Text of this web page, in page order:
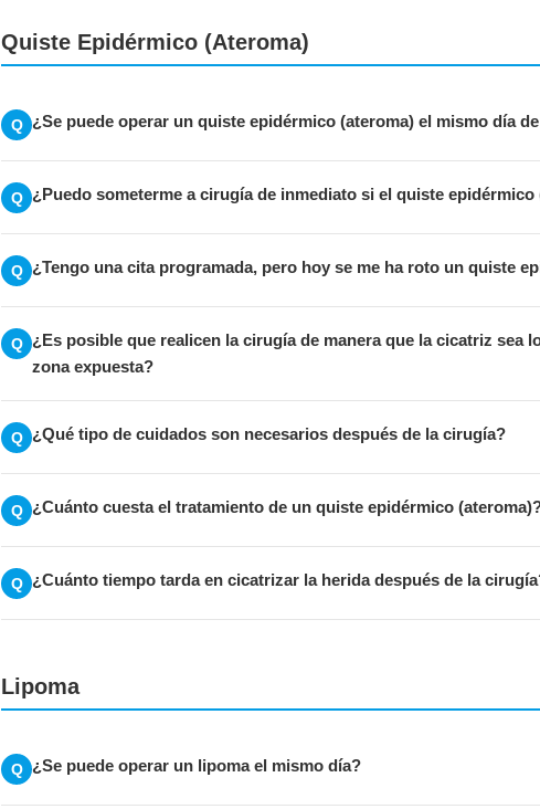
Quiste Epidérmico (Ateroma)
Q ¿Se puede operar un quiste epidérmico (ateroma) el mismo día
Q ¿Puedo someterme a cirugía de inmediato si el quiste
Q ¿Tengo una cita programada, pero hoy se me ha roto un quiste
Q ¿Es posible que realicen la cirugía de manera que la cicatriz sea
zona expuesta?
Q ¿Qué tipo de cuidados son necesarios después de la cirugía?
Q ¿Cuánto cuesta el tratamiento de un quiste epidérmico
Q ¿Cuánto tiempo tarda en cicatrizar la herida después de la
Lipoma
Q ¿Se puede operar un lipoma el mismo día?